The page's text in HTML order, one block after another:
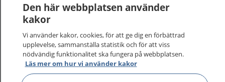
1177–tryggt om din hälsa och vård
På 1177.se får du råd om hälsa och information om
sjukdomar och vilka mottagningar du kan kontakta.
Den här webbplatsen använder
kakor
Vi använder kakor, cookies, för att ge dig en förbättrad
upplevelse, sammanställa statistik och för att viss
nödvändig funktionalitet ska fungera på webbplatsen.
Läs mer om hur vi använder kakor